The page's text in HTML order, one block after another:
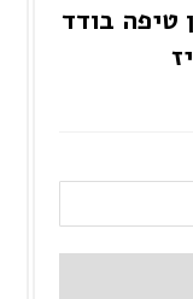
טיפה בודד